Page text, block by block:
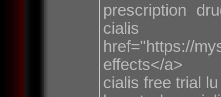
prescription
href="https://
effects</a>
cialis free trial lu